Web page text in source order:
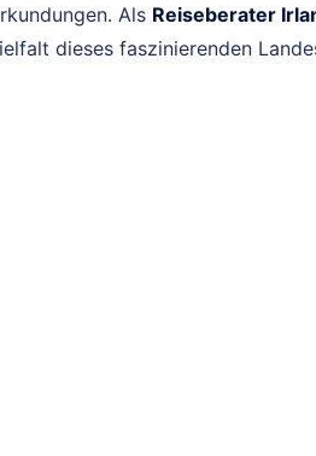
Als Reiseberater
dieses faszinierenden